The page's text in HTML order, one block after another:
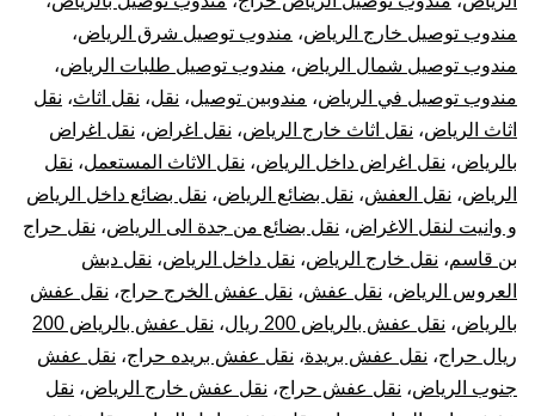
مندوب توصيل خارج الرياض، مندوب توصيل شرق الرياض،
مندوب توصيل شمال الرياض، مندوب توصيل طلبات الرياض،
مندوب توصيل في الرياض، مندوبين توصيل، نقل، نقل اثاث، نقل
اثاث الرياض، نقل اثاث خارج الرياض، نقل اغراض، نقل اغراض
بالرياض، نقل اغراض داخل الرياض، نقل الاثاث المستعمل، نقل
الرياض، نقل العفش، نقل بضائع الرياض، نقل بضائع داخل الرياض
و وانيت لنقل الاغراض، نقل بضائع من جدة الى الرياض، نقل حراج
بن قاسم، نقل خارج الرياض، نقل داخل الرياض، نقل دبش
العروس الرياض، نقل عفش، نقل عفش الخرج حراج، نقل عفش
بالرياض، نقل عفش بالرياض 200 ريال ،
نقل عفش بالرياض 200
ريال حراج، نقل عفش بريدة، نقل عفش بريده حراج، نقل عفش
جنوب الرياض، نقل عفش حراج، نقل عفش خارج الرياض، نقل